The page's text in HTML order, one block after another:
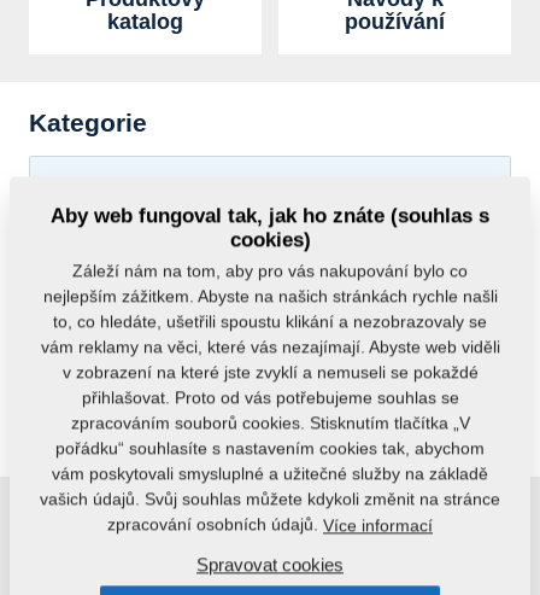
katalog
používání
Kategorie
Stroje
Náhradní díly OFT
FAN SHOP
Novinky
Aby web fungoval tak, jak ho znáte (souhlas s
cookies)
Záleží nám na tom, aby pro vás nakupování bylo co
nejlepším zážitkem. Abyste na našich stránkách rychle našli
to, co hledáte, ušetřili spoustu klikání a nezobrazovaly se
vám reklamy na věci, které vás nezajímají. Abyste web viděli
v zobrazení na které jste zvyklí a nemuseli se pokaždé
přihlašovat. Proto od vás potřebujeme souhlas se
zpracováním souborů cookies. Stisknutím tlačítka „V
pořádku“ souhlasíte s nastavením cookies tak, abychom
vám poskytovali smysluplné a užitečné služby na základě
vašich údajů. Svůj souhlas můžete kdykoli změnit na stránce
zpracování osobních údajů. Více informací
Spravovat cookies